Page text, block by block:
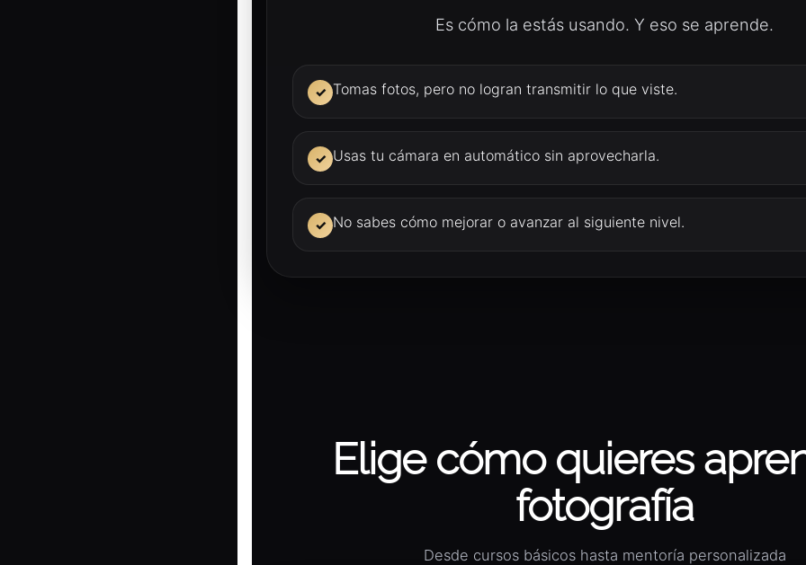
Es cómo la estás usando. Y eso se aprende.
✓ Tomas fotos, pero no logran transmitir lo que viste.
✓ Usas tu cámara en automático sin aprovecharla.
✓ No sabes cómo mejorar o avanzar al siguiente nivel.
Elige cómo quieres
fotografía
Desde cursos básicos hasta mentoría personalizada